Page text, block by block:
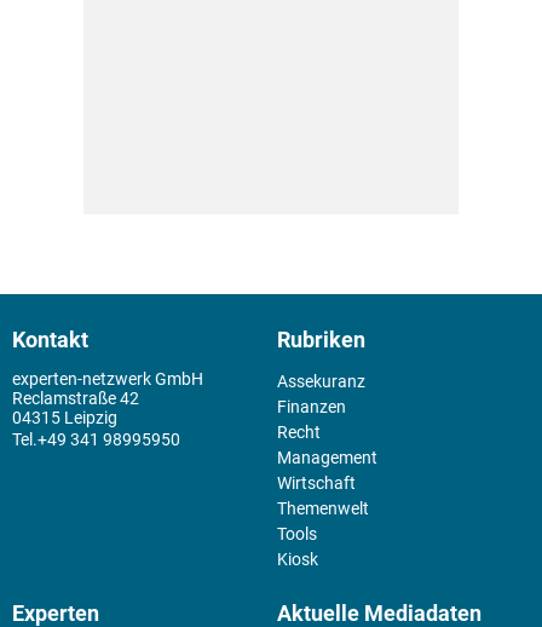
Kontakt
experten-netzwerk GmbH
Reclamstraße 42
04315 Leipzig
+49 341 98995950
Rubriken
Assekuranz
Finanzen
Recht
Management
Wirtschaft
Themenwelt
Tools
Kiosk
Experten Aktuelle Mediadaten